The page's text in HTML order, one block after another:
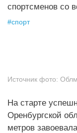
спортсменов со
#спорт
Источник фото:
На старте
Оренбургской
метров